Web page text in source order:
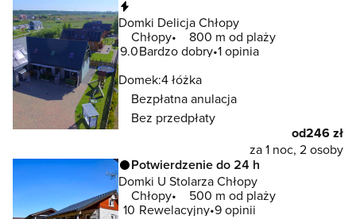
Domki Delicja Chłopy
Chłopy
800 m od plaży
9.0Bardzo dobry 1 opinia
Domek:4 łóżka
Bezpłatna anulacja
Bez przedpłaty
od246 zł
za 1 noc, 2 osoby
Potwierdzenie do 24 h
Domki U Stolarza Chłopy
Chłopy
500 m od plaży
10 Rewelacyjny 9 opinii